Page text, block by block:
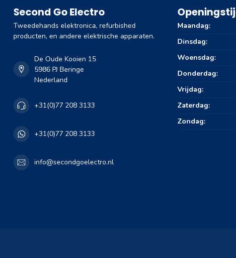
Second Go Electro
Tweedehands elektronica, refurbished
producten, en andere elektrische apparaten.
De Oude Kooien 15
5986 PJ Beringe
Nederland
+31(0)77 208 3133
+31(0)77 208 3133
info@secondgoelectro.nl
Maandag:
Dinsdag:
Woensdag:
Donderdag:
Vrijdag:
Zaterdag:
Zondag: